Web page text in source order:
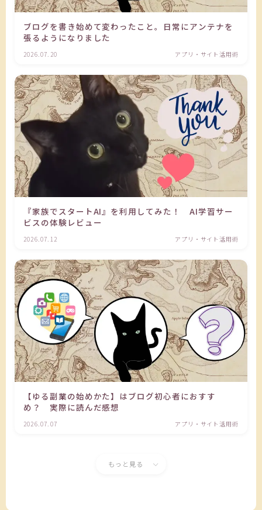
ブログを書き始めて変わったこと。日常にアンテナを
張るようになりました
2026.07.20 アプリ・サイト活用術
『家族でスタートAI』を利用してみた！ AI学習サー
ビスの体験レビュー
2026.07.12 アプリ・サイト活用術
【ゆる副業の始めかた】はブログ初心者におすす
め？ 実際に読んだ感想
2026.07.07 アプリ・サイト活用術
もっと見る